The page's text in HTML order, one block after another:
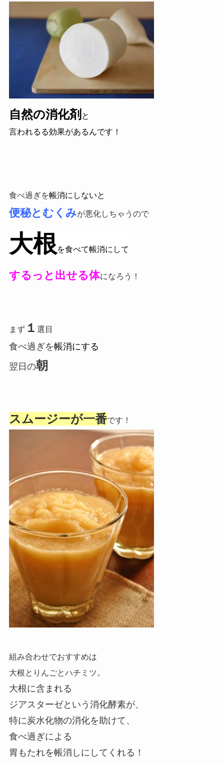
自然の消化剤 と
言われるる効果があるんです！
食べ過ぎを帳消にしないと
便秘とむくみが悪化しちゃうので
大根 を食べて帳消にして
するっと出せる体になろう！
まず１ 選目
食べ過ぎを帳消にする
翌日の朝
スムージーが一番です！
組み合わせでおすすめは
大根とりんごとハチミツ。
大根に含まれる
ジアスターゼという消化酵素が、
特に炭水化物の消化を助けて、
食べ過ぎによる
胃もたれを帳消しにしてくれる！